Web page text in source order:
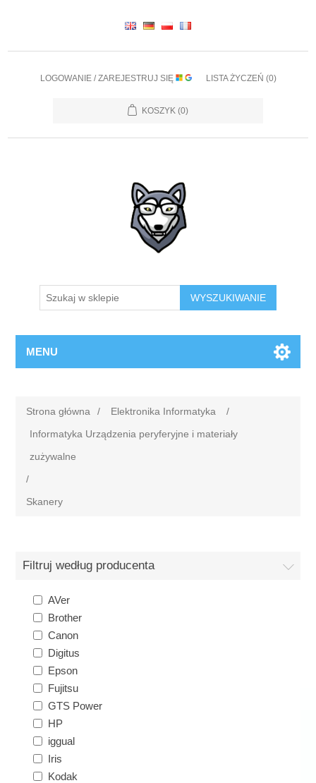
LOGOWANIE / ZAREJESTRUJ SIĘ LISTA ŻYCZEŃ (0)
KOSZYK (0)
WYSZUKIWANIE
MENU
Strona główna / Elektronika Informatyka
/
Informatyka Urządzenia peryferyjne i materiały
zużywalne
/
Skanery
Filtruj według producenta
AVer
Brother
Canon
Digitus
Epson
Fujitsu
GTS Power
HP
iggual
Iris
Kodak